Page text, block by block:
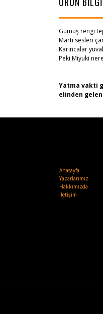
Gümüş rengi
Martı sesleri
Karıncalar
Peki Miyuki
Yatma vakti
elinden
Anasayfa
Yazarlarımız
Hakkımızda
İletişim